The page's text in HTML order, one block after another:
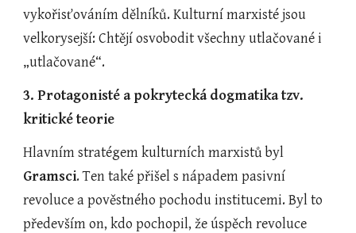
vykořisťováním dělníků. Kulturní marxisté jsou
velkorysejší: Chtějí osvobodit všechny utlačované i
„utlačované“.
3. Protagonisté a pokrytecká dogmatika tzv.
kritické teorie
Hlavním stratégem kulturních marxistů byl
Gramsci. Ten také přišel s nápadem pasivní
revoluce a pověstného pochodu institucemi. Byl to
především on, kdo pochopil, že úspěch revoluce